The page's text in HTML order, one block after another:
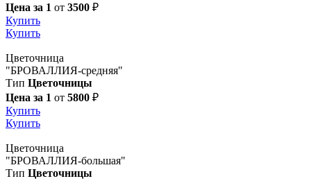
Цена за 1 от 3500 ₽
Купить
Купить
Цветочница
"БРОВАЛЛИЯ-средняя"
Тип Цветочницы
Цена за 1 от 5800 ₽
Купить
Купить
Цветочница
"БРОВАЛЛИЯ-большая"
Тип Цветочницы